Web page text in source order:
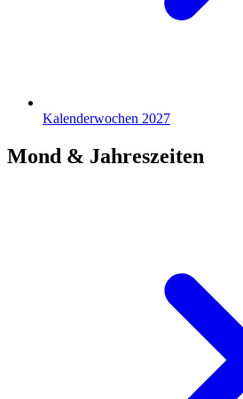
Kalenderwochen 2027
Mond & Jahreszeiten